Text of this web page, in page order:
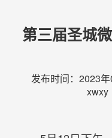
第三届圣城
发布时间：2023
xwxy